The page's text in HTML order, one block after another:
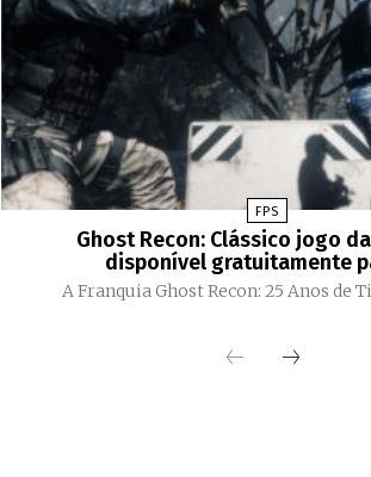
FPS
Ghost Recon: Clássico jogo
disponível gratuitamente